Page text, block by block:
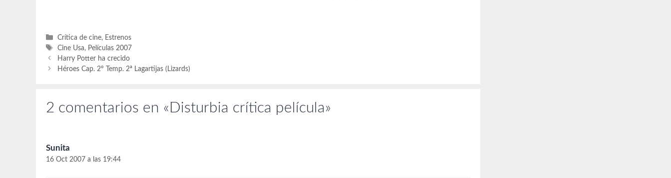
Categorías
Crítica de cine, Estrenos
Etiquetas
Cine Usa, Películas 2007
Harry Potter ha crecido
Héroes Cap. 2º Temp. 2ª Lagartijas (Lizards)
2 comentarios en «Disturbia crítica película»
Sunita
16 Oct 2007 a las 19:44